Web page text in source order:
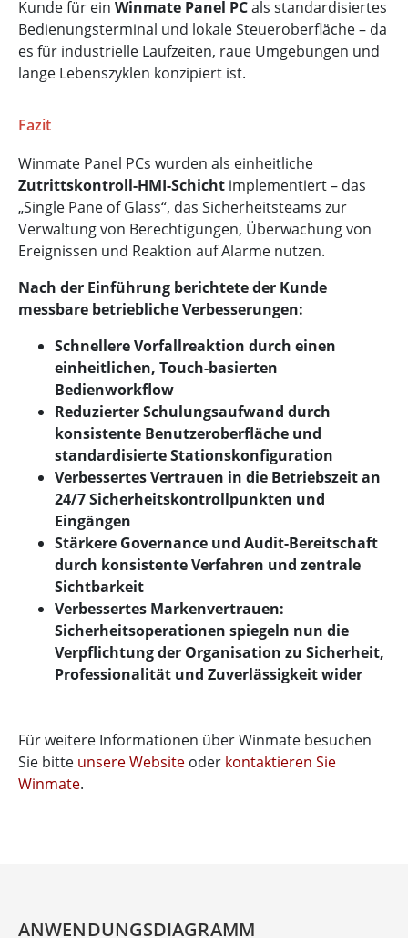
Kunde für ein Winmate Panel PCals standardisiertes
Bedienungsterminal und lokale Steueroberfläche – da
es für industrielle Laufzeiten, raue Umgebungen und
lange Lebenszyklen konzipiert ist.
Fazit
Winmate Panel PCs wurden als einheitliche
Zutrittskontroll-HMI-Schicht implementiert – das
„Single Pane of Glass“, das Sicherheitsteams zur
Verwaltung von Berechtigungen, Überwachung von
Ereignissen und Reaktion auf Alarme nutzen.
Nach der Einführung berichtete der Kunde
messbare betriebliche Verbesserungen:
Schnellere Vorfallreaktion durch einen
einheitlichen, Touch-basierten
Bedienworkflow
Reduzierter Schulungsaufwand durch
konsistente Benutzeroberfläche und
standardisierte Stationskonfiguration
Verbessertes Vertrauen in die Betriebszeit an
24/7 Sicherheitskontrollpunkten und
Eingängen
Stärkere Governance und Audit-Bereitschaft
durch konsistente Verfahren und zentrale
Sichtbarkeit
Verbessertes Markenvertrauen:
Sicherheitsoperationen spiegeln nun die
Verpflichtung der Organisation zu Sicherheit,
Professionalität und Zuverlässigkeit wider
Für weitere Informationen über Winmate besuchen
Sie bitte unsere Website oder kontaktieren Sie
Winmate.
ANWENDUNGSDIAGRAMM